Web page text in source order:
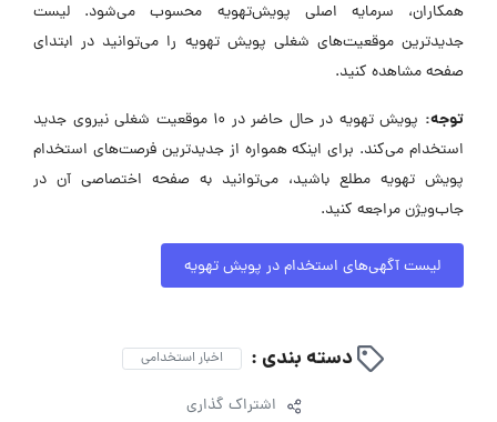
همکاران، سرمایه اصلی پویش‌تهویه محسوب می‌شود. لیست
جدیدترین موقعیت‌های شغلی پویش تهویه را می‌توانید در ابتدای
صفحه مشاهده کنید.
توجه:
پویش تهویه در حال حاضر در ۱۰ موقعیت شغلی نیروی جدید
استخدام می‌کند. برای اینکه همواره از جدیدترین فرصت‌های استخدام
پویش تهویه مطلع باشید، می‌توانید به صفحه اختصاصی آن در
جاب‌ویژن مراجعه کنید.
لیست آگهی‌های استخدام در پویش تهویه
دسته بندی : اخبار استخدامی
اشتراک گذاری